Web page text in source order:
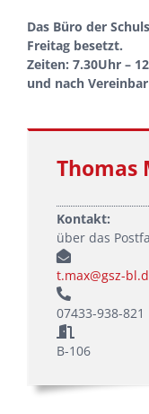
Das Büro der
Freitag besetzt.
Zeiten: 7.30Uhr –
und nach
Thomas
Kontakt:
über das
t.max@gsz-
07433-938-821
B-106